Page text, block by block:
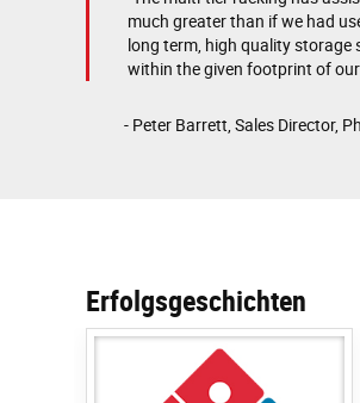
much greater than if we had
long term, high quality
within the given footprint of
- Peter Barrett, Sales Director,
Erfolgsgeschichten